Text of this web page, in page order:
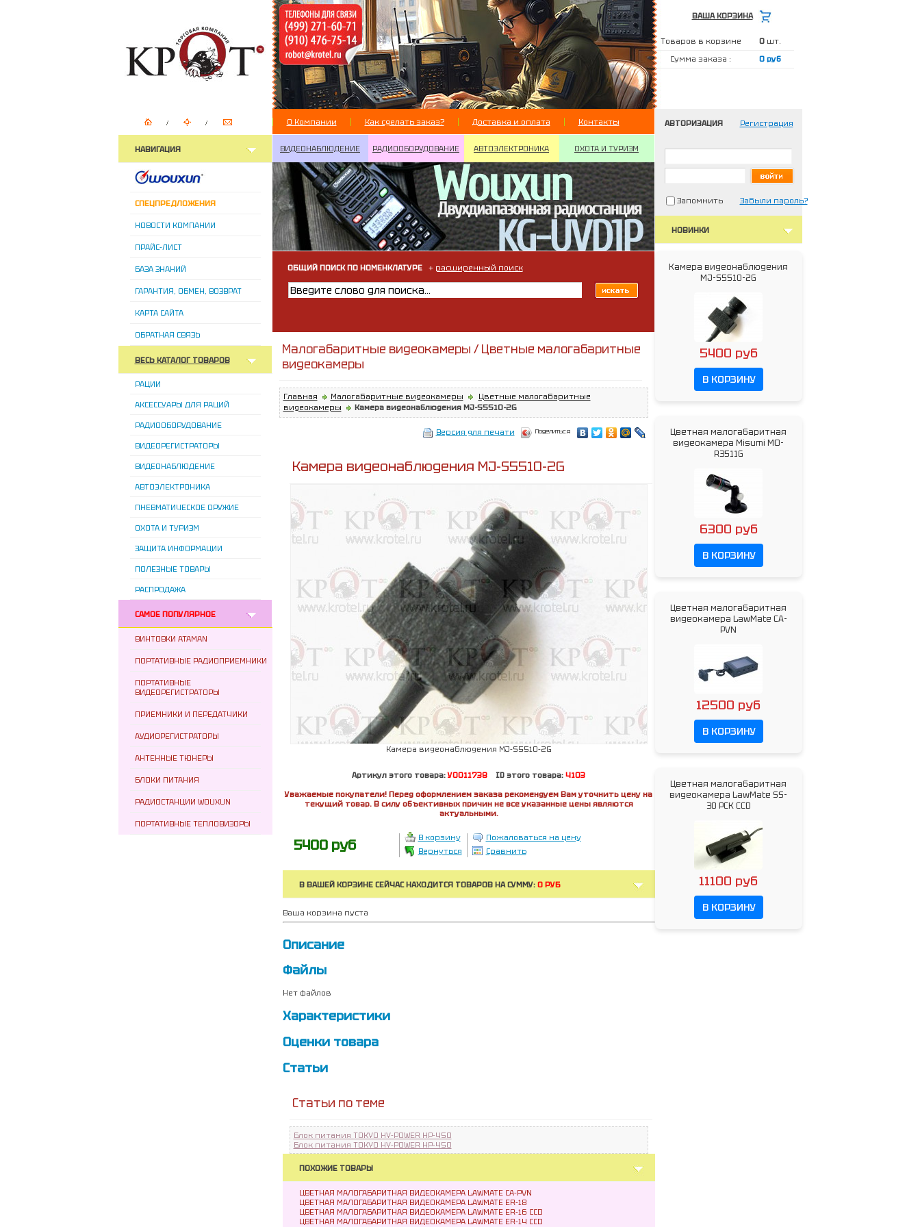
ВАША КОРЗИНА
Товаров в корзине 0 шт.
Сумма заказа :
0 руб
О Компании Как сделать заказ? Доставка и оплата Контакты
НАВИГАЦИЯ
СПЕЦПРЕДЛОЖЕНИЯ
НОВОСТИ КОМПАНИИ
ПРАЙС-ЛИСТ
БАЗА ЗНАНИЙ
ГАРАНТИЯ, ОБМЕН, ВОЗВРАТ
КАРТА САЙТА
ОБРАТНАЯ СВЯЗЬ
ВЕСЬ КАТАЛОГ ТОВАРОВ
РАЦИИ
АКСЕССУАРЫ ДЛЯ РАЦИЙ
РАДИООБОРУДОВАНИЕ
ВИДЕОРЕГИСТРАТОРЫ
ВИДЕОНАБЛЮДЕНИЕ
АВТОЭЛЕКТРОНИКА
ПНЕВМАТИЧЕСКОЕ ОРУЖИЕ
ОХОТА И ТУРИЗМ
ЗАЩИТА ИНФОРМАЦИИ
ПОЛЕЗНЫЕ ТОВАРЫ
РАСПРОДАЖА
САМОЕ ПОПУЛЯРНОЕ
ВИНТОВКИ ATAMAN
ПОРТАТИВНЫЕ РАДИОПРИЕМНИКИ
ПОРТАТИВНЫЕ
ВИДЕОРЕГИСТРАТОРЫ
ПРИЕМНИКИ И ПЕРЕДАТЧИКИ
АУДИОРЕГИСТРАТОРЫ
АНТЕННЫЕ ТЮНЕРЫ
БЛОКИ ПИТАНИЯ
РАДИОСТАНЦИИ WOUXUN
ПОРТАТИВНЫЕ ТЕПЛОВИЗОРЫ
ВИДЕОНАБЛЮДЕНИЕ РАДИООБОРУДОВАНИЕ АВТОЭЛЕКТРОНИКА ОХОТА И ТУРИЗМ
ОБЩИЙ ПОИСК ПО НОМЕНКЛАТУРЕ+ расширенный поиск
Малогабаритные видеокамеры / Цветные малогабаритные
видеокамеры
Главная Малогабаритные видеокамеры
Цветные малогабаритные
видеокамеры
Камера видеонаблюдения MJ-S5510-2G
Версия для печати Поделиться
Камера видеонаблюдения MJ-S5510-2G
Камера видеонаблюдения MJ-S5510-2G
Артикул этого товара:У0011738 ID этого товара: 4103
Уважаемые покупатели! Перед оформлением заказа рекомендуем Вам уточнить цену на
текущий товар. В силу объективных причин не все указанные цены являются
актуальными.
5400 руб
В корзину
Вернуться
Пожаловаться на цену
Сравнить
В ВАШЕЙ КОРЗИНЕ СЕЙЧАС НАХОДИТСЯ ТОВАРОВ НА СУММУ: 0 РУБ
Ваша корзина пуста
Описание
Файлы
Нет файлов
Характеристики
Оценки товара
Статьи
Статьи по теме
Блок питания TOKYO HY-POWER HP-450
Блок питания TOKYO HY-POWER HP-450
ПОХОЖИЕ ТОВАРЫ
ЦВЕТНАЯ МАЛОГАБАРИТНАЯ ВИДЕОКАМЕРА LAWMATE CA-PVN
ЦВЕТНАЯ МАЛОГАБАРИТНАЯ ВИДЕОКАМЕРА LAWMATE ER-18
ЦВЕТНАЯ МАЛОГАБАРИТНАЯ ВИДЕОКАМЕРА LAWMATE ER-16 CCD
ЦВЕТНАЯ МАЛОГАБАРИТНАЯ ВИДЕОКАМЕРА LAWMATE ER-14 CCD
АВТОРИЗАЦИЯ Регистрация
Запомнить Забыли пароль?
НОВИНКИ
Камера видеонаблюдения
MJ-S5510-2G
5400 руб
В КОРЗИНУ
Цветная малогабаритная
видеокамера Misumi MO-
R3511G
6300 руб
В КОРЗИНУ
Цветная малогабаритная
видеокамера LawMate CA-
PVN
12500 руб
В КОРЗИНУ
Цветная малогабаритная
видеокамера LawMate SS-
30 PCK CCD
11100 руб
В КОРЗИНУ